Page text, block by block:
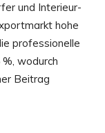
und Interieur-
hohe
professionelle
wodurch
Beitrag